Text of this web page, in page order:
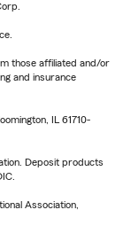
those affiliated and/or
and insurance
IL 61710-
Deposit products
Association,